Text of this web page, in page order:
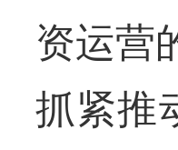
资运营
抓紧推